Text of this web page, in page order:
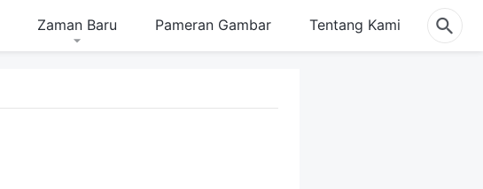
Zaman Baru Pameran Gambar Tentang Kami